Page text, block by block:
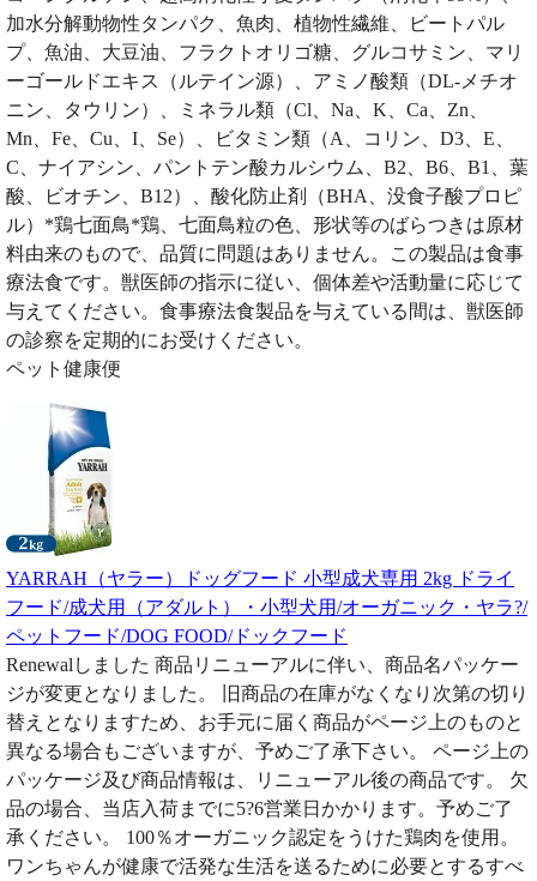
加水分解動物性タンパク、魚肉、植物性繊維、ビートパル
プ、魚油、大豆油、フラクトオリゴ糖、グルコサミン、マリ
ーゴールドエキス（ルテイン源）、アミノ酸類（DL-メチオ
ニン、タウリン）、ミネラル類（Cl、Na、K、Ca、Zn、
Mn、Fe、Cu、I、Se）、ビタミン類（A、コリン、D3、E、
C、ナイアシン、パントテン酸カルシウム、B2、B6、B1、葉
酸、ビオチン、B12）、酸化防止剤（BHA、没食子酸プロピ
ル）*鶏七面鳥*鶏、七面鳥粒の色、形状等のばらつきは原材
料由来のもので、品質に問題はありません。この製品は食事
療法食です。獣医師の指示に従い、個体差や活動量に応じて
与えてください。食事療法食製品を与えている間は、獣医師
の診察を定期的にお受けください。
ペット健康便
YARRAH（ヤラー）ドッグフード 小型成犬専用 2kg ドライ
フード/成犬用（アダルト）・小型犬用/オーガニック・ヤラ?/
ペットフード/DOG FOOD/ドックフード
Renewalしました 商品リニューアルに伴い、商品名パッケー
ジが変更となりました。 旧商品の在庫がなくなり次第の切り
替えとなりますため、お手元に届く商品がページ上のものと
異なる場合もございますが、予めご了承下さい。 ページ上の
パッケージ及び商品情報は、リニューアル後の商品です。 欠
品の場合、当店入荷までに5?6営業日かかります。予めご了
承ください。 100％オーガニック認定をうけた鶏肉を使用。
ワンちゃんが健康で活発な生活を送るために必要とするすべ